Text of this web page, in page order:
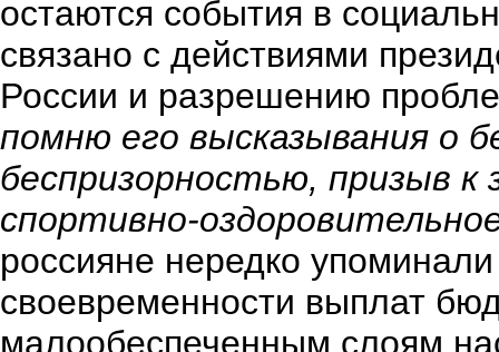
остаются события в
связано с действиями
России и разрешению
помню его высказывания о
беспризорностью, призыв к
спортивно-
россияне нередко
своевременности выплат
малообеспеченным слоям